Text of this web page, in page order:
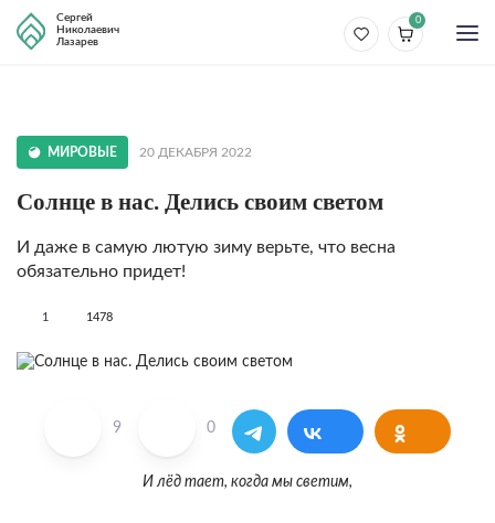
Сергей
Николаевич
Лазарев
0
МИРОВЫЕ 20 ДЕКАБРЯ 2022
Солнце в нас. Делись своим светом
И даже в самую лютую зиму верьте, что весна
обязательно придет!
1 1478
9 0
И лёд тает, когда мы светим,